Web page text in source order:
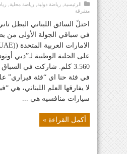
الرئيسية
رياضة دولية رياضة محلية
متفرقة
احتلّ السائق اللبناني البطل
في سباقي الجولة الأولى من
على الحلبة الوطنية لـ”دبي
في فئة حنا اي “فئة فيراري”
سيارات منافسيه هي ...
أكمل القراءة »